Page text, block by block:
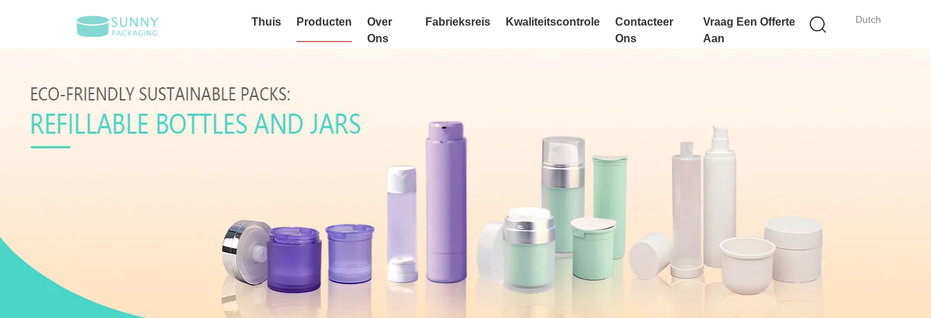
Dutch
Thuis Producten
Over
Ons
Fabrieksreis Kwaliteitscontrole
Contacteer
Ons
Vraag Een Offerte
Aan